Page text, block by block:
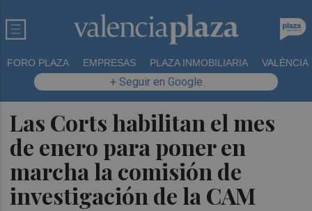
FORO PLAZA EMPRESAS PLAZA INMOBILIARIA VALÈNCIA
+ Seguir en Google
Las Corts habilitan el mes
de enero para poner en
marcha la comisión de
investigación de la CAM